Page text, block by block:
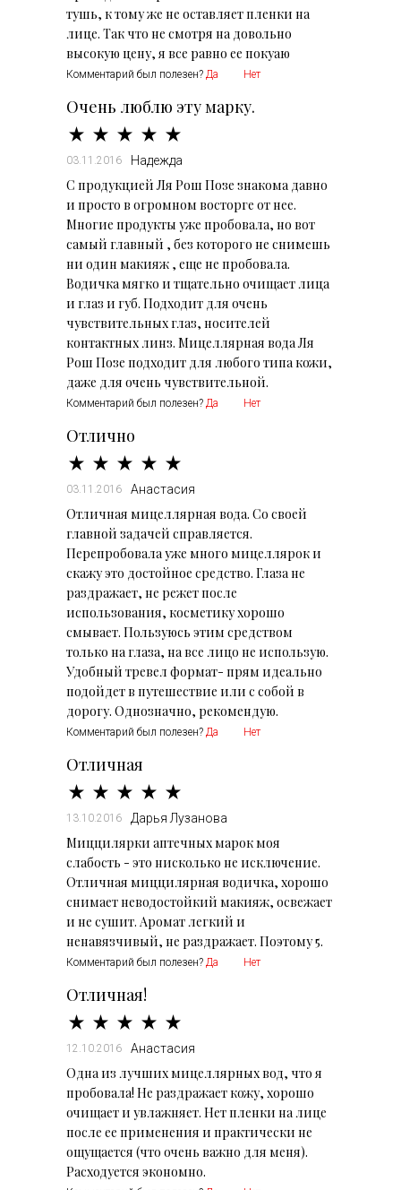
тушь, к тому же не оставляет пленки на
лице. Так что не смотря на довольно
высокую цену, я все равно ее покуаю
Комментарий был полезен? Да Нет
Очень люблю эту марку.
03.11.2016 Надежда
С продукцией Ля Рош Позе знакома давно
и просто в огромном восторге от нее.
Многие продукты уже пробовала, но вот
самый главный , без которого не снимешь
ни один макияж , еще не пробовала.
Водичка мягко и тщательно очищает лица
и глаз и губ. Подходит для очень
чувствительных глаз, носителей
контактных линз. Мицеллярная вода Ля
Рош Позе подходит для любого типа кожи,
даже для очень чувствительной.
Комментарий был полезен? Да Нет
Отлично
03.11.2016 Анастасия
Отличная мицеллярная вода. Со своей
главной задачей справляется.
Перепробовала уже много мицеллярок и
скажу это достойное средство. Глаза не
раздражает, не режет после
использования, косметику хорошо
смывает. Пользуюсь этим средством
только на глаза, на все лицо не использую.
Удобный тревел формат- прям идеально
подойдет в путешествие или с собой в
дорогу. Однозначно, рекомендую.
Комментарий был полезен? Да Нет
Отличная
13.10.2016 Дарья Лузанова
Миццилярки аптечных марок моя
слабость - это нисколько не исключение.
Отличная миццилярная водичка, хорошо
снимает неводостойкий макияж, освежает
и не сушит. Аромат легкий и
ненавязчивый, не раздражает. Поэтому 5.
Комментарий был полезен? Да Нет
Отличная!
12.10.2016 Анастасия
Одна из лучших мицеллярных вод, что я
пробовала! Не раздражает кожу, хорошо
очищает и увлажняет. Нет пленки на лице
после ее применения и практически не
ощущается (что очень важно для меня).
Расходуется экономно.